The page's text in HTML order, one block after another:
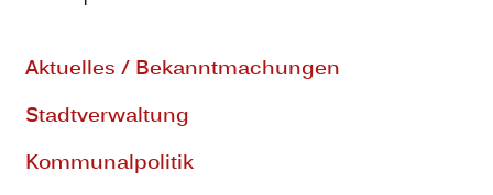
Aktuelles / Bekanntmachungen
Stadtverwaltung
Kommunalpolitik